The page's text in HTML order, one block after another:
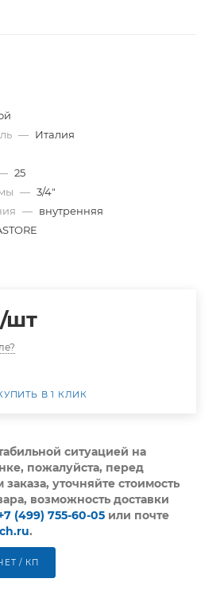
— Италия
25
— 3/4"
— внутренняя
/шт
В 1 КЛИК
ситуацией на
пожалуйста, перед
уточняйте стоимость
возможность доставки
(499) 755-60-05 или почте
.
/ КП